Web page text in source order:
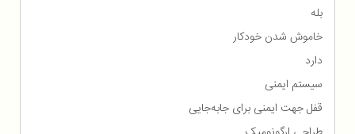
بله
خاموش شدن خودکار
دارد
سیستم ایمنی
قفل جهت ایمنی برای جابه‌جایی